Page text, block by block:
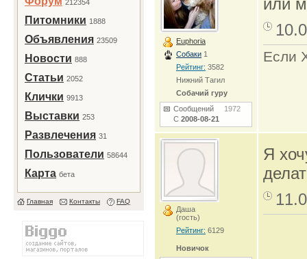
212354
Питомники 1888
Объявления 23509
Новости 888
Статьи 2052
Клички 9913
Выставки 253
Развлечения 31
Пользователи 58644
Карта бета
Главная Контакты FAQ
Euphoria
Собаки 1
Рейтинг: 3582
Нижний Тагил
Собачий гуру
Сообщений 1972
С 2008-08-21
или
Если
Даша
(гость)
Рейтинг: 6129
Новичок
Я